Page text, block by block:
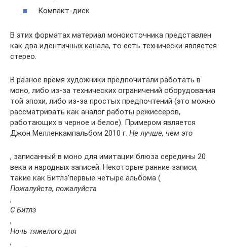
Компакт-диск
В этих форматах материал моноисточника представлен
как два идентичных канала, то есть технически является
стерео.
В разное время художники предпочитали работать в
моно, либо из-за технических ограничений оборудования
той эпохи, либо из-за простых предпочтений (это можно
рассматривать как аналог работы режиссеров,
работающих в черное и белое). Примером является
Джон Мелленкампальбом 2010 г. Не лучше, чем это
, записанный в моно для имитации блюза середины 20
века и народных записей. Некоторые ранние записи,
такие как Битлз’первые четыре альбома (
Пожалуйста, пожалуйста
,
С Битлз
,
Ночь тяжелого дня
,